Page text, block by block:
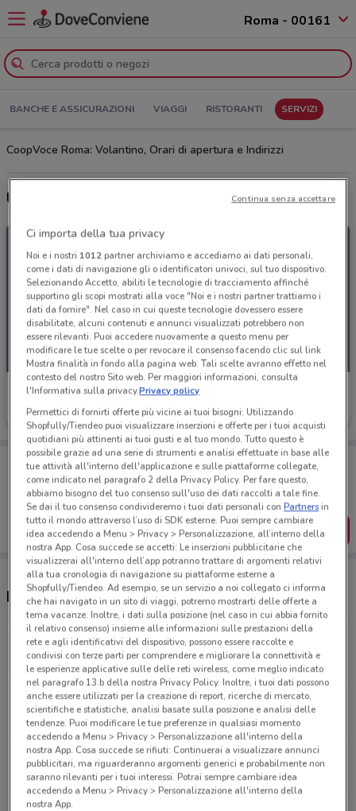
Roma - 00161
BANCHE E ASSICURAZIONI VIAGGI RISTORANTI SERVIZI
CoopVoce Roma: Volantino, Orari di apertura e Indirizzi
Ultime offerte del volantino CoopVoce
CoopVoce
Scade il 02/09
Porta DoveConviene sempre con te!
Puoi trovare le migliori offerte dei negozi vicino a te,
salvarle e creare la tua lista del risparmio, comodamente
dal tuo cellulare.
SCARICA L’APP
Negozi CoopVoce a Roma
Largo Agosta, 26 Roma
4.3 km
Largo Franchellucci Roma
4.9 km
Via Cervi/Via Bettini Roma
6 km
Ci importa della tua privacy
Noi e i nostri 1012partner archiviamo e accediamo ai dati personali,
come i dati di navigazione gli o identificatori univoci, sul tuo dispositivo.
Selezionando Accetto, abiliti le tecnologie di tracciamento affinché
supportino gli scopi mostrati alla voce "Noi e i nostri partner trattiamo i
dati da fornire". Nel caso in cui queste tecnologie dovessero essere
disabilitate, alcuni contenuti e annunci visualizzati potrebbero non
essere rilevanti. Puoi accedere nuovamente a questo menu per
modificare le tue scelte o per revocare il consenso facendo clic sul link
Mostra finalità in fondo alla pagina web. Tali scelte avranno effetto nel
contesto del nostro Sito web. Per maggiori informazioni, consulta
l'Informativa sulla privacy.Privacy policy
Permettici di fornirti offerte più vicine ai tuoi bisogni: Utilizzando
Shopfully/Tiendeo puoi visualizzare inserzioni e offerte per i tuoi acquisti
quotidiani più attinenti ai tuoi gusti e al tuo mondo. Tutto questo è
possibile grazie ad una serie di strumenti e analisi effettuate in base alle
tue attività all'interno dell'applicazione e sulle piattaforme collegate,
come indicato nel paragrafo 2 della Privacy Policy. Per fare questo,
abbiamo bisogno del tuo consenso sull'uso dei dati raccolti a tale fine.
Se dai il tuo consenso condivideremo i tuoi dati personali conPartnersin
tutto il mondo attraverso l’uso di SDK esterne. Puoi sempre cambiare
idea accedendo a Menu > Privacy > Personalizzazione, all’interno della
nostra App. Cosa succede se accetti: Le inserzioni pubblicitarie che
visualizzerai all'interno dell’app potranno trattare di argomenti relativi
alla tua cronologia di navigazione su piattaforme esterne a
Shopfully/Tiendeo. Ad esempio, se un servizio a noi collegato ci informa
che hai navigato in un sito di viaggi, potremo mostrarti delle offerte a
tema vacanze. Inoltre, i dati sulla posizione (nel caso in cui abbia fornito
il relativo consenso) insieme alle informazioni sulle prestazioni della
rete e agli identificativi del dispositivo, possono essere raccolte e
condivisi con terze parti per comprendere e migliorare la connettività e
le esperienze applicative sulle delle reti wireless, come meglio indicato
nel paragrafo 13.b della nostra Privacy Policy. Inoltre, i tuoi dati possono
anche essere utilizzati per la creazione di report, ricerche di mercato,
scientifiche e statistiche, analisi basate sulla posizione e analisi delle
tendenze. Puoi modificare le tue preferenze in qualsiasi momento
accedendo a Menu > Privacy > Personalizzazione all'interno della
nostra App. Cosa succede se rifiuti: Continuerai a visualizzare annunci
pubblicitari, ma riguarderanno argomenti generici e probabilmente non
saranno rilevanti per i tuoi interessi. Potrai sempre cambiare idea
accedendo a Menu > Privacy > Personalizzazione all'interno della
nostra App.
Continua senza accettare